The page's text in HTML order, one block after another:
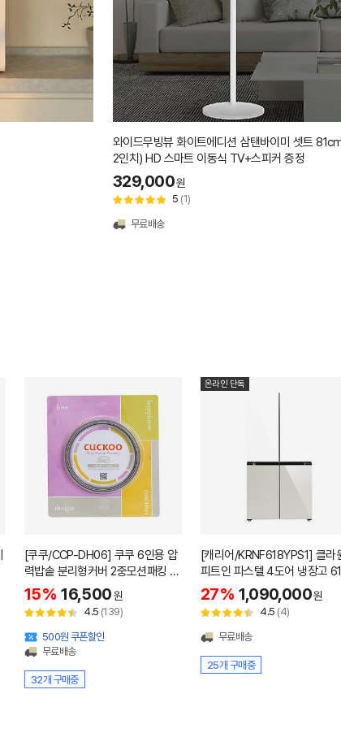
와이드무빙뷰 화이트에디션 삼탠바이미 셋트
2인치) HD 스마트 이동식 TV+스피커 증정
329,000원
5 (1)
무료배송
[쿠쿠/CCP-DH06] 쿠쿠 6인용 압
력밥솥 분리형커버 2중모션패킹 C
CP-DH06
15% 16,500원
4.5 (139)
500원 쿠폰할인
무료배송
32개 구매중
온라인 단독
[캐리어/KRNF618YPS1] 클라
피트인 파스텔 4도어 냉장고
27% 1,090,000원
4.5 (4)
무료배송
25개 구매중